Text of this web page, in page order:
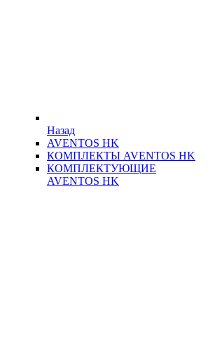
Назад
AVENTOS HK
КОМПЛЕКТЫ AVENTOS HK
КОМПЛЕКТУЮЩИЕ
AVENTOS HK